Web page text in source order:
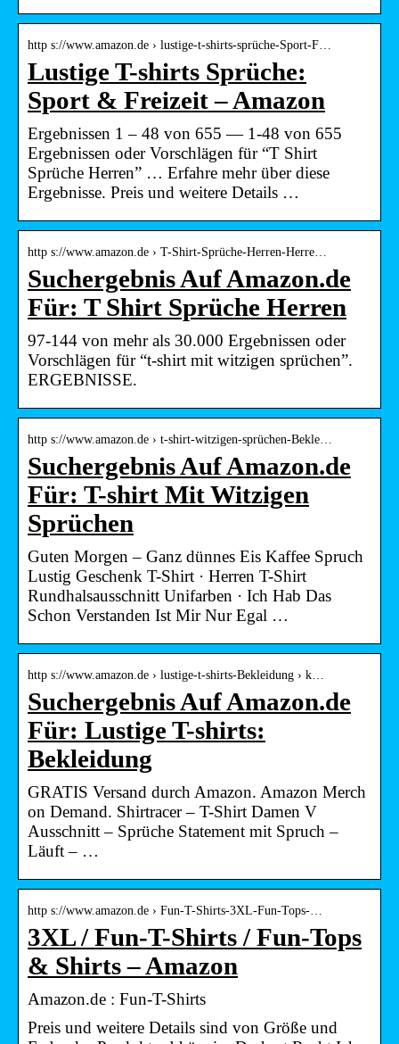
http s://www.amazon.de › lustige-t-shirts-sprüche-Sport-F…
Lustige T-shirts Sprüche:
Sport & Freizeit – Amazon
Ergebnissen 1 – 48 von 655 — 1-48 von 655
Ergebnissen oder Vorschlägen für “T Shirt
Sprüche Herren” … Erfahre mehr über diese
Ergebnisse. Preis und weitere Details …
http s://www.amazon.de › T-Shirt-Sprüche-Herren-Herre…
Suchergebnis Auf Amazon.de
Für: T Shirt Sprüche Herren
97-144 von mehr als 30.000 Ergebnissen oder
Vorschlägen für “t-shirt mit witzigen sprüchen”.
ERGEBNISSE.
http s://www.amazon.de › t-shirt-witzigen-sprüchen-Bekle…
Suchergebnis Auf Amazon.de
Für: T-shirt Mit Witzigen
Sprüchen
Guten Morgen – Ganz dünnes Eis Kaffee Spruch
Lustig Geschenk T-Shirt · Herren T-Shirt
Rundhalsausschnitt Unifarben · Ich Hab Das
Schon Verstanden Ist Mir Nur Egal …
http s://www.amazon.de › lustige-t-shirts-Bekleidung › k…
Suchergebnis Auf Amazon.de
Für: Lustige T-shirts:
Bekleidung
GRATIS Versand durch Amazon. Amazon Merch
on Demand. Shirtracer – T-Shirt Damen V
Ausschnitt – Sprüche Statement mit Spruch –
Läuft – …
http s://www.amazon.de › Fun-T-Shirts-3XL-Fun-Tops-…
3XL / Fun-T-Shirts / Fun-Tops
& Shirts – Amazon
Amazon.de : Fun-T-Shirts
Preis und weitere Details sind von Größe und